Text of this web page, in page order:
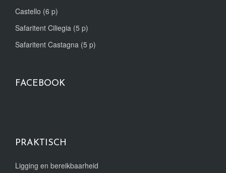
Castello (6 p)
Safaritent Ciliegia (5 p)
Safaritent Castagna (5 p)
FACEBOOK
PRAKTISCH
Ligging en bereikbaarheid